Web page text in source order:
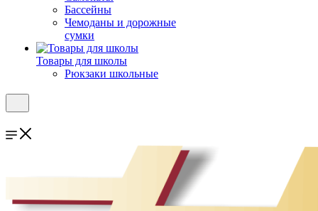
Бассейны
Чемоданы и дорожные
сумки
Товары для школы
Рюкзаки школьные